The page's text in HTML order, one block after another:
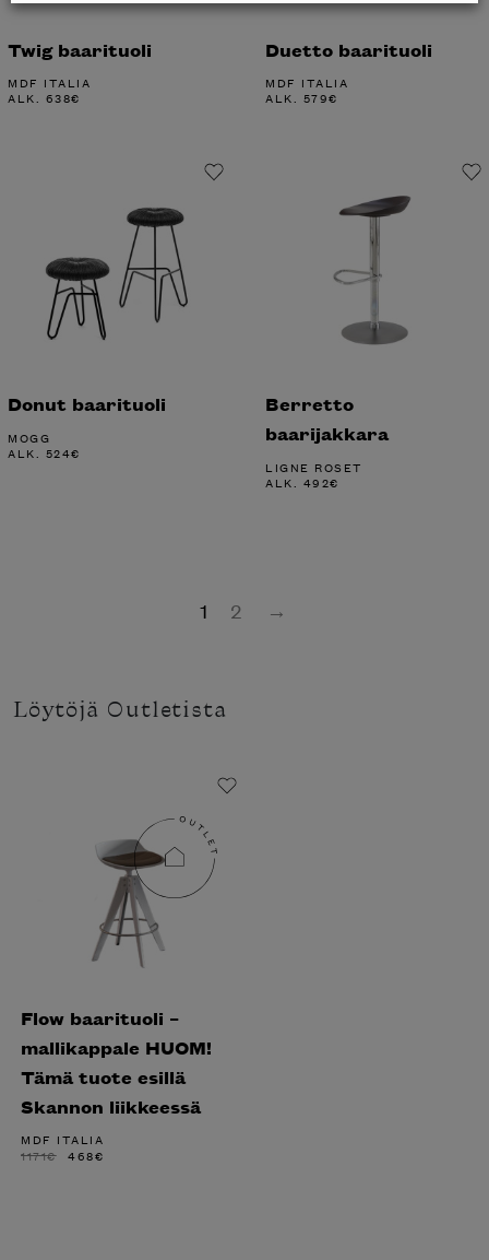
Twig baarituoli
MDF ITALIA
ALK. 638€
Duetto baarituoli
MDF ITALIA
ALK. 579€
Donut baarituoli
MOGG
ALK. 524€
Berretto
baarijakkara
LIGNE ROSET
ALK. 492€
1 2 →
Löytöjä Outletista
Flow baarituoli –
mallikappale HUOM!
Tämä tuote esillä
Skannon liikkeessä
MDF ITALIA
1171€ ALKUPERÄINEN
468€